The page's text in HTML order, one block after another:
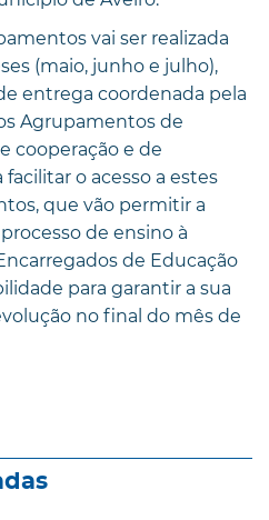
vai ser realizada
(maio, junho e julho),
entrega coordenada pela
Agrupamentos de
cooperação e de
o acesso a estes
que vão permitir a
de ensino à
de Educação
para garantir a sua
no final do mês de